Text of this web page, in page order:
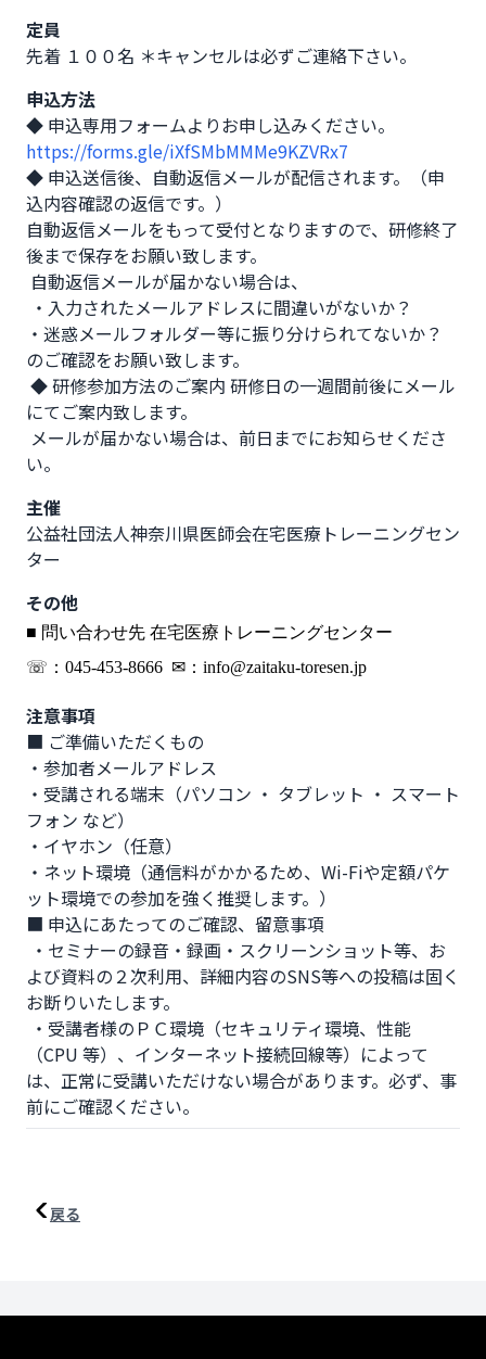
定員
先着 １００名 ＊キャンセルは必ずご連絡下さい。
申込方法
https://forms.gle/iXfSMbMMMe9KZVRx7
◆ 申込送信後、自動返信メールが配信されます。（申
込内容確認の返信です。）
自動返信メールをもって受付となりますので、研修終了
後まで保存をお願い致します。
・迷惑メールフォルダー等に振り分けられてないか？
のご確認をお願い致します。
にてご案内致します。
い。
主催
公益社団法人神奈川県医師会在宅医療トレーニングセン
ター
その他
■ 問い合わせ先 在宅医療トレーニングセンター
☏：045-453-8666 ✉：info@zaitaku-toresen.jp
注意事項
■ ご準備いただくもの
・参加者メールアドレス
・受講される端末（パソコン ・ タブレット ・ スマート
フォン など）
・イヤホン（任意）
・ネット環境（通信料がかかるため、Wi-Fiや定額パケ
ット環境での参加を強く推奨します。）
■ 申込にあたってのご確認、留意事項
よび資料の２次利用、詳細内容のSNS等への投稿は固く
お断りいたします。
（CPU 等）、インターネット接続回線等）によって
は、正常に受講いただけない場合があります。必ず、事
前にご確認ください。
戻る